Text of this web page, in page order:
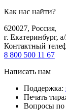
Как нас найти?
620027, Россия,
г. Екатеринбург,
Контактный
8 800 500 11 67
Написать нам
Поддержка:
Печать
Вопросы по